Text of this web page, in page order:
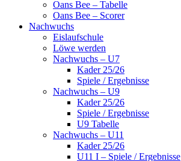
Oans Bee – Tabelle
Oans Bee – Scorer
Nachwuchs
Eislaufschule
Löwe werden
Nachwuchs – U7
Kader 25/26
Spiele / Ergebnisse
Nachwuchs – U9
Kader 25/26
Spiele / Ergebnisse
U9 Tabelle
Nachwuchs – U11
Kader 25/26
U11 I – Spiele / Ergebnisse